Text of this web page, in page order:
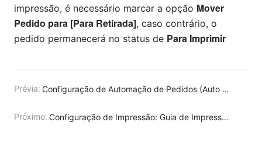
impressão, é necessário marcar a opção Mover
Pedido para [Para Retirada], caso contrário, o
pedido permanecerá no status de Para Imprimir
Prévia: Configuração de Automação de Pedidos (Auto Programar)
Próximo: Configuração de Impressão: Guia de Impressão de Lista de Separação